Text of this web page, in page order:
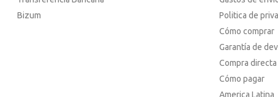
Bizum
Politica de
Cómo comprar
Garantía de
Compra directa
Cómo pagar
America Latina